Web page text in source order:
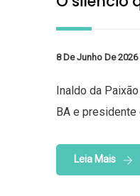
8 De Junho De 2026
Inaldo da
BA e presidente
Leia Mais